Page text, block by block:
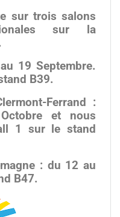
sur trois salons
sur la
19 Septembre.
B39.
Ferrand :
et nous
1 sur le stand
: du 12 au
B47.